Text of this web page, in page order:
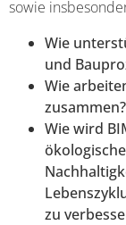
sowie
Wie
und
Wie
zusammen?
Wie wird
zu